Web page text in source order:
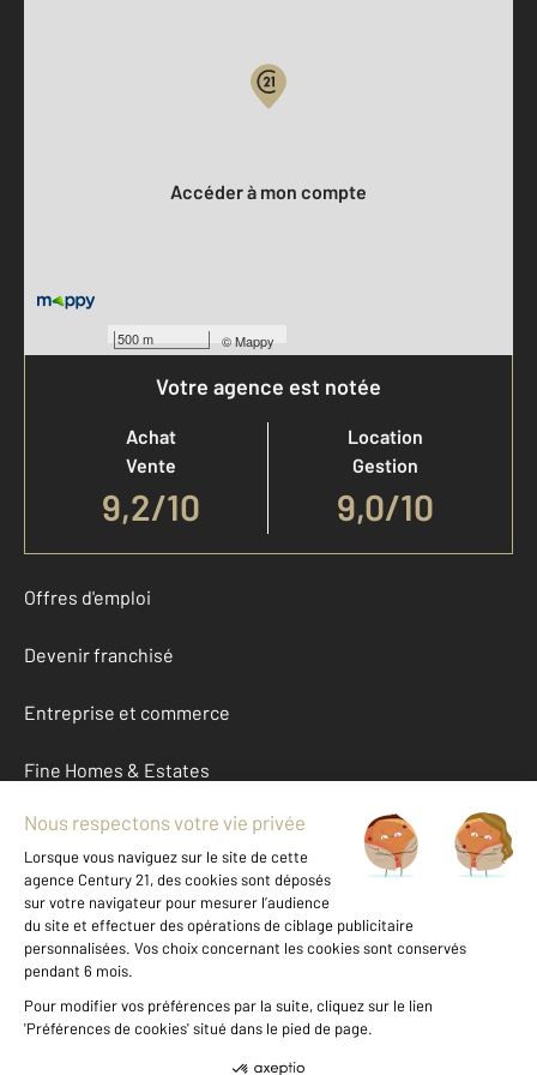
500 m ©Mappy
Accéder à mon compte
Votre agence est notée
Achat
Vente
9,2/10
Location
Gestion
9,0/10
Offres d'emploi
Devenir franchisé
Entreprise et commerce
Fine Homes & Estates
À propos
International
Nous contacter